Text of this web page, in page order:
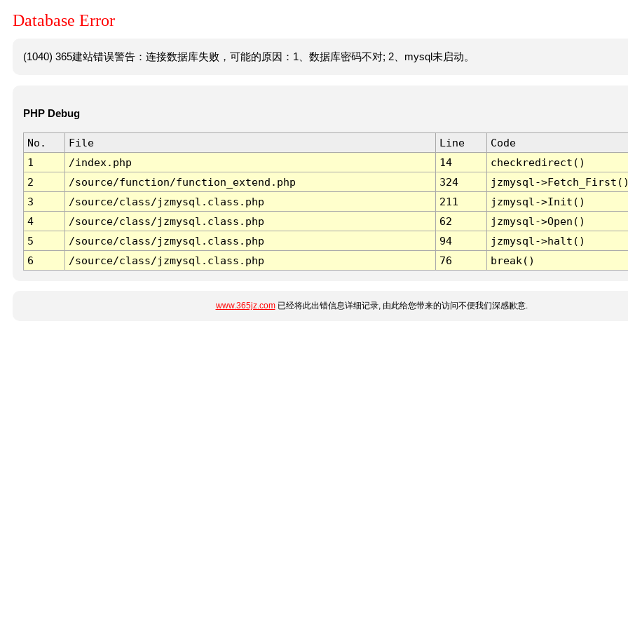
Database Error
(1040) 365建站错误警告：连接数据库失败，可能的原因：1、数据库密码不对; 2、mysql未启动。
PHP Debug
No. File Line
Code
1
/index.php 14
checkredirect()
2
/source/function/function_extend.php 324
jzmysql-
3
/source/class/jzmysql.class.php 211
jzmysql->Init()
4
/source/class/jzmysql.class.php 62
jzmysql->Open()
5
/source/class/jzmysql.class.php 94
jzmysql->halt()
6
/source/class/jzmysql.class.php 76 break()
www.365jz.com已经将此出错信息详细记录, 由此给您带来的访问不便我们深感歉意.